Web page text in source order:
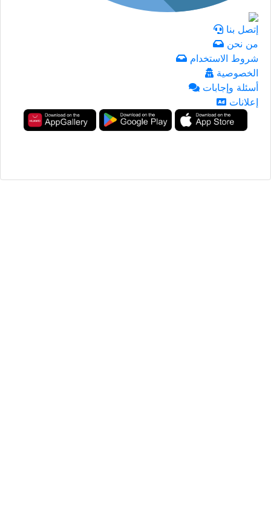
إتصل بنا
من نحن
شروط الاستخدام
الخصوصية
أسئلة وإجابات
إعلانات